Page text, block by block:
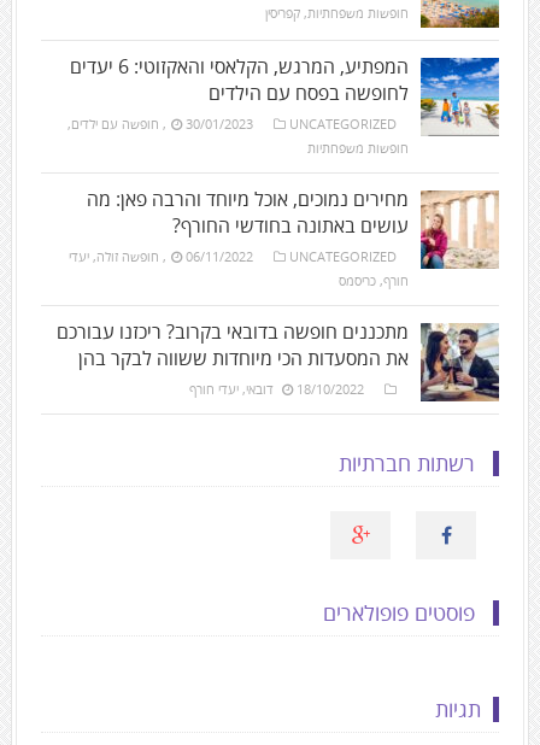
חופשות משפחתיות, קפריסין
המפתיע, המרגש, הקלאסי והאקזוטי: 6 יעדים
לחופשה בפסח עם הילדים
30/01/2023 UNCATEGORIZED
, חופשה עם ילדים,
חופשות משפחתיות
מחירים נמוכים, אוכל מיוחד והרבה פאן: מה
עושים באתונה בחודשי החורף?
06/11/2022 UNCATEGORIZED
, חופשה זולה, יעדי
חורף, כריסמס
מתכננים חופשה בדובאי בקרוב? ריכזנו עבורכם
את המסעדות הכי מיוחדות ששווה לבקר בהן
18/10/2022 דובאי, יעדי חורף
רשתות חברתיות
פוסטים פופולארים
תגיות